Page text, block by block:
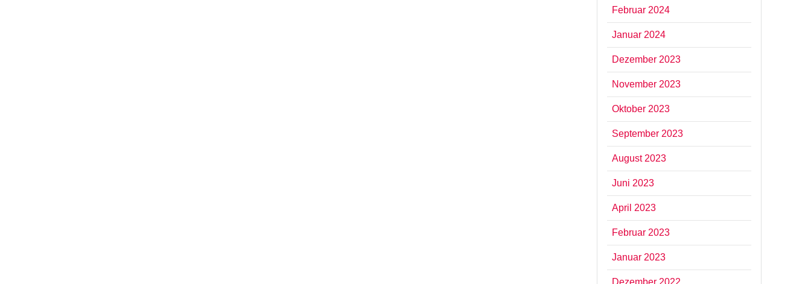
Februar 2024
Januar 2024
Dezember 2023
November 2023
Oktober 2023
September 2023
August 2023
Juni 2023
April 2023
Februar 2023
Januar 2023
Dezember 2022